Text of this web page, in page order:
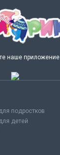
наше приложение
подростков
детей